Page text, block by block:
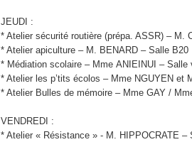
JEUDI :
* Atelier sécurité routière (prépa. ASSR) – M.
* Atelier apiculture – M. BENARD – Salle B20
* Médiation scolaire – Mme ANIEINUI – Salle
* Atelier les p’tits écolos – Mme NGUYEN et
* Atelier Bulles de mémoire – Mme GAY /
VENDREDI :
* Atelier « Résistance » - M. HIPPOCRATE –